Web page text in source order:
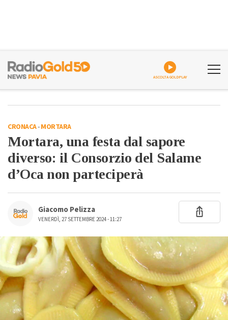
ASCOLTA GOLDPLAY
CRONACA-MORTARA
Mortara, una festa dal sapore
diverso: il Consorzio del Salame
d’Oca non parteciperà
Giacomo Pelizza
VENERDÌ, 27 SETTEMBRE 2024 - 11:27